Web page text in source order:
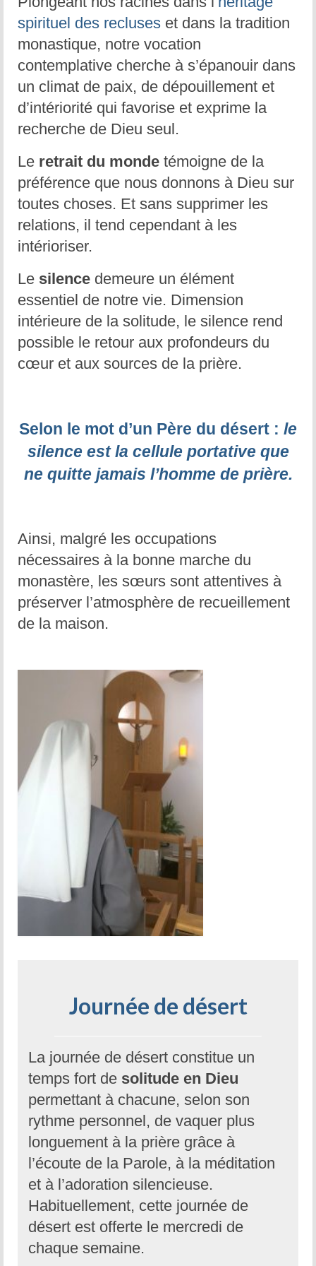
Prière d’Adoration et de Louange
Solitude Communion
Prière d’intercession
Dévotion mariale
Cause de Jeanne Le Ber
Le Tombeau de Jeanne Le Ber
Prier à la manière de Jeanne Le Ber – 7
articles
Bibliographie sur Jeanne Le Ber
Vidéos sur Jeanne Le Ber
La tradition des Recluses
Chapelle d’adoration
Adoratrices et Adorateurs Missionnaires
Monastère Spirituel
Prier avec une icône
Contempler le Visage du Christ
Chemin de Croix Iconographique
spirituel des recluses et dans la tradition
monastique, notre vocation
contemplative cherche à s’épanouir dans
un climat de paix, de dépouillement et
d’intériorité qui favorise et exprime la
recherche de Dieu seul.
Le retrait du monde témoigne de la
préférence que nous donnons à Dieu sur
toutes choses. Et sans supprimer les
relations, il tend cependant à les
intérioriser.
Le silence demeure un élément
essentiel de notre vie. Dimension
intérieure de la solitude, le silence rend
possible le retour aux profondeurs du
cœur et aux sources de la prière.
Selon le mot d’un Père du désert : le
silence est la cellule portative que
ne quitte jamais l’homme de prière.
Ainsi, malgré les occupations
nécessaires à la bonne marche du
monastère, les sœurs sont attentives à
préserver l’atmosphère de recueillement
de la maison.
Journée de désert
La journée de désert constitue un
temps fort de solitude en Dieu
permettant à chacune, selon son
rythme personnel, de vaquer plus
longuement à la prière grâce à
l’écoute de la Parole, à la méditation
et à l’adoration silencieuse.
Habituellement, cette journée de
désert est offerte le mercredi de
chaque semaine.